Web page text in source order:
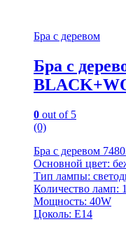
Бра с деревом
Бра с
0 out of 5
(0)
Бра с деревом
Основной цвет:
Тип лампы:
Количество ламп: 1
Мощность: 40W
Цоколь: Е14